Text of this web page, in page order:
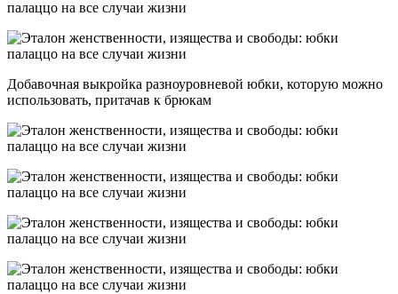
Добавочная выкройка разноуровневой юбки, которую можно
использовать, притачав к брюкам